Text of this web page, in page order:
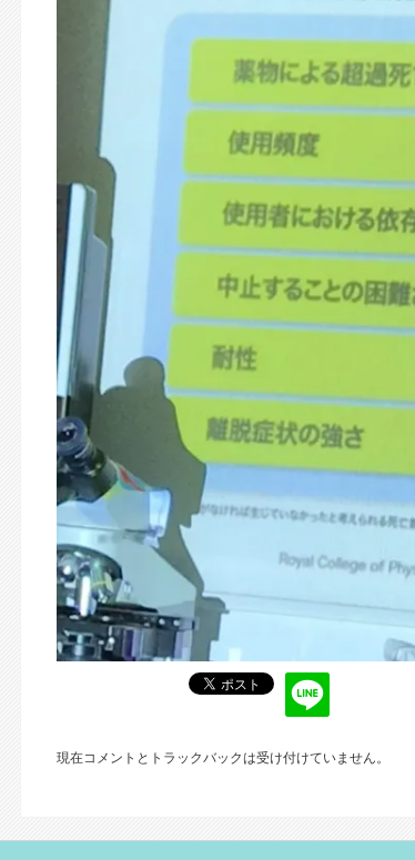
現在コメントとトラックバックは受け付けていません。